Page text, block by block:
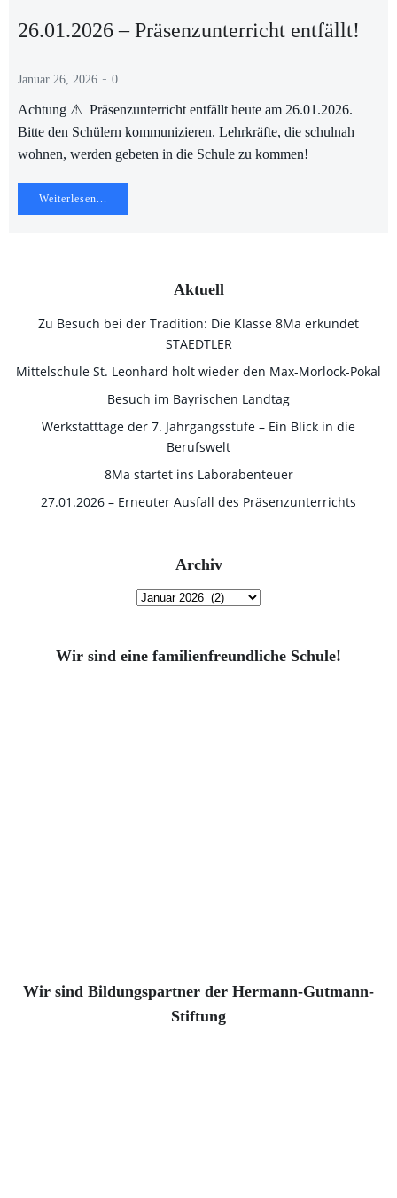
26.01.2026 – Präsenzunterricht entfällt!
Januar 26, 2026 - 0
Achtung ⚠ Präsenzunterricht entfällt heute am 26.01.2026.
Bitte den Schülern kommunizieren. Lehrkräfte, die schulnah
wohnen, werden gebeten in die Schule zu kommen!
Weiterlesen...
Aktuell
Zu Besuch bei der Tradition: Die Klasse 8Ma erkundet
STAEDTLER
Mittelschule St. Leonhard holt wieder den Max-Morlock-Pokal
Besuch im Bayrischen Landtag
Werkstatttage der 7. Jahrgangsstufe – Ein Blick in die
Berufswelt
8Ma startet ins Laborabenteuer
27.01.2026 – Erneuter Ausfall des Präsenzunterrichts
Archiv
Archiv
Wir sind eine familienfreundliche Schule!
Wir sind Bildungspartner der Hermann-Gutmann-
Stiftung